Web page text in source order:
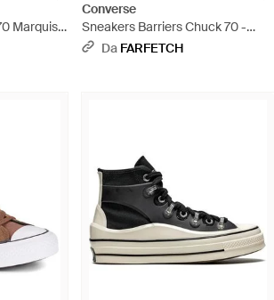
Marquis -
Converse
Sneakers Barriers Chuck 70 -
NeroDa FARFETCH